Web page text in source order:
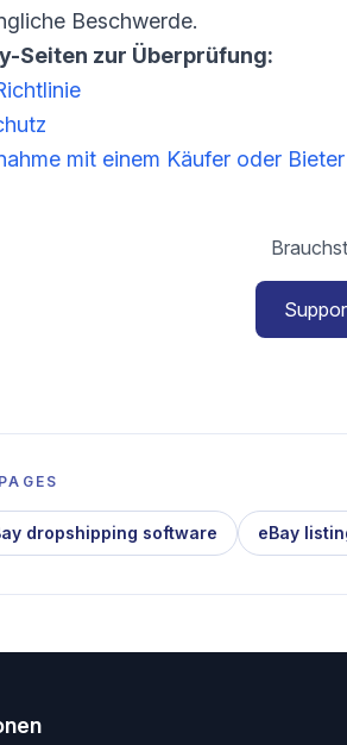
Beschwerde.
Seiten zur Überprüfung:
mit einem Käufer oder Bieter
dropshipping software eBay